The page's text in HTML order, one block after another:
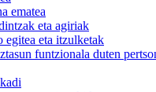
ematea
eta agiriak
egitea eta itzulketak
funtzionala duten